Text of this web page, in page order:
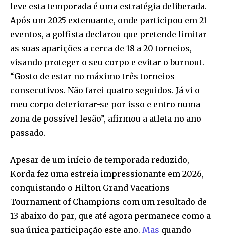
leve esta temporada é uma estratégia deliberada.
Após um 2025 extenuante, onde participou em 21
eventos, a golfista declarou que pretende limitar
as suas aparições a cerca de 18 a 20 torneios,
visando proteger o seu corpo e evitar o burnout.
“Gosto de estar no máximo três torneios
consecutivos. Não farei quatro seguidos. Já vi o
meu corpo deteriorar-se por isso e entro numa
zona de possível lesão”, afirmou a atleta no ano
passado.
Apesar de um início de temporada reduzido,
Korda fez uma estreia impressionante em 2026,
conquistando o Hilton Grand Vacations
Tournament of Champions com um resultado de
13 abaixo do par, que até agora permanece como a
sua única participação este ano. Mas quando